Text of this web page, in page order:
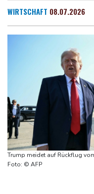
Dresden
31 °C
Salzburg
29 °C
Baden-Baden
Waldbrand in Kanada:
Dobrindt will Forschung
Iran bekräftigt harte
Amtsantritt von
Gewalt überschattet
Basketball-WM:
Taifun "Dolphin":
Warnstufe in China
WIRTSCHAFT 08.07.2026
Trump meidet auf Rückflug
Foto: © AFP